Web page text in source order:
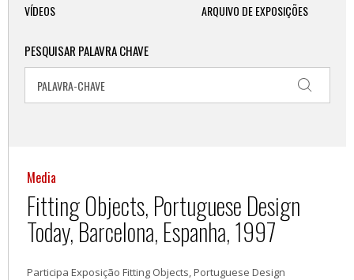
VÍDEOS
ARQUIVO DE EXPOSIÇÕES
PESQUISAR PALAVRA CHAVE
Media
Fitting Objects, Portuguese Design
Today, Barcelona, Espanha, 1997
Participa Exposição Fitting Objects, Portuguese Design